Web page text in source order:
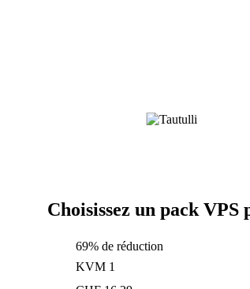
Choisissez un pack
69% de réduction
KVM 1